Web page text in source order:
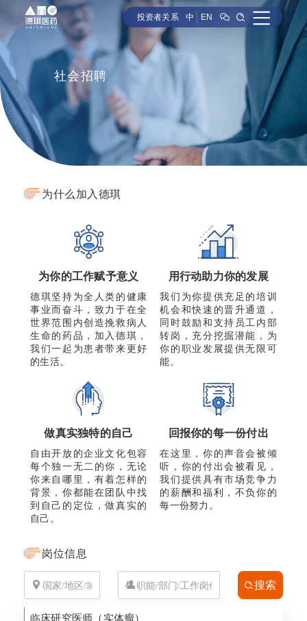
投资者关系 中 EN
社会招聘
为什么加入德琪
为你的工作赋予意义
德琪坚持为全人类的健康
事业而奋斗，致力于在全
世界范围内创造挽救病人
生命的药品，加入德琪，
我们一起为患者带来更好
的生活。
用行动助力你的发展
我们为你提供充足的培训
机会和快速的晋升通道，
同时鼓励和支持员工内部
转岗，充分挖掘潜能，为
你的职业发展提供无限可
能。
做真实独特的自己
自由开放的企业文化包容
每个独一无二的你，无论
你来自哪里，有着怎样的
背景，你都能在团队中找
到自己的定位，做真实的
自己。
回报你的每一份付出
在这里，你的声音会被倾
听，你的付出会被看见，
我们提供具有市场竞争力
的薪酬和福利，不负你的
每一份努力。
岗位信息
搜索
临床研究医师（实体瘤）